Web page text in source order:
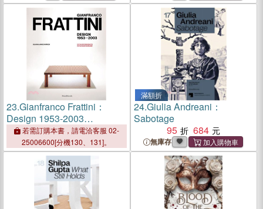
23.Gianfranco Frattini：
Design 1953-2003
Catalogue Raisonne
若需訂購本書，請電洽客服 02-
25006600[分機130、131]。
滿額折
24.Giulia Andreani：
Sabotage
95
684
無庫存